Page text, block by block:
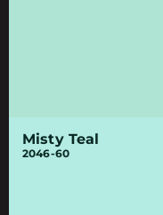
Misty Teal
2046-60